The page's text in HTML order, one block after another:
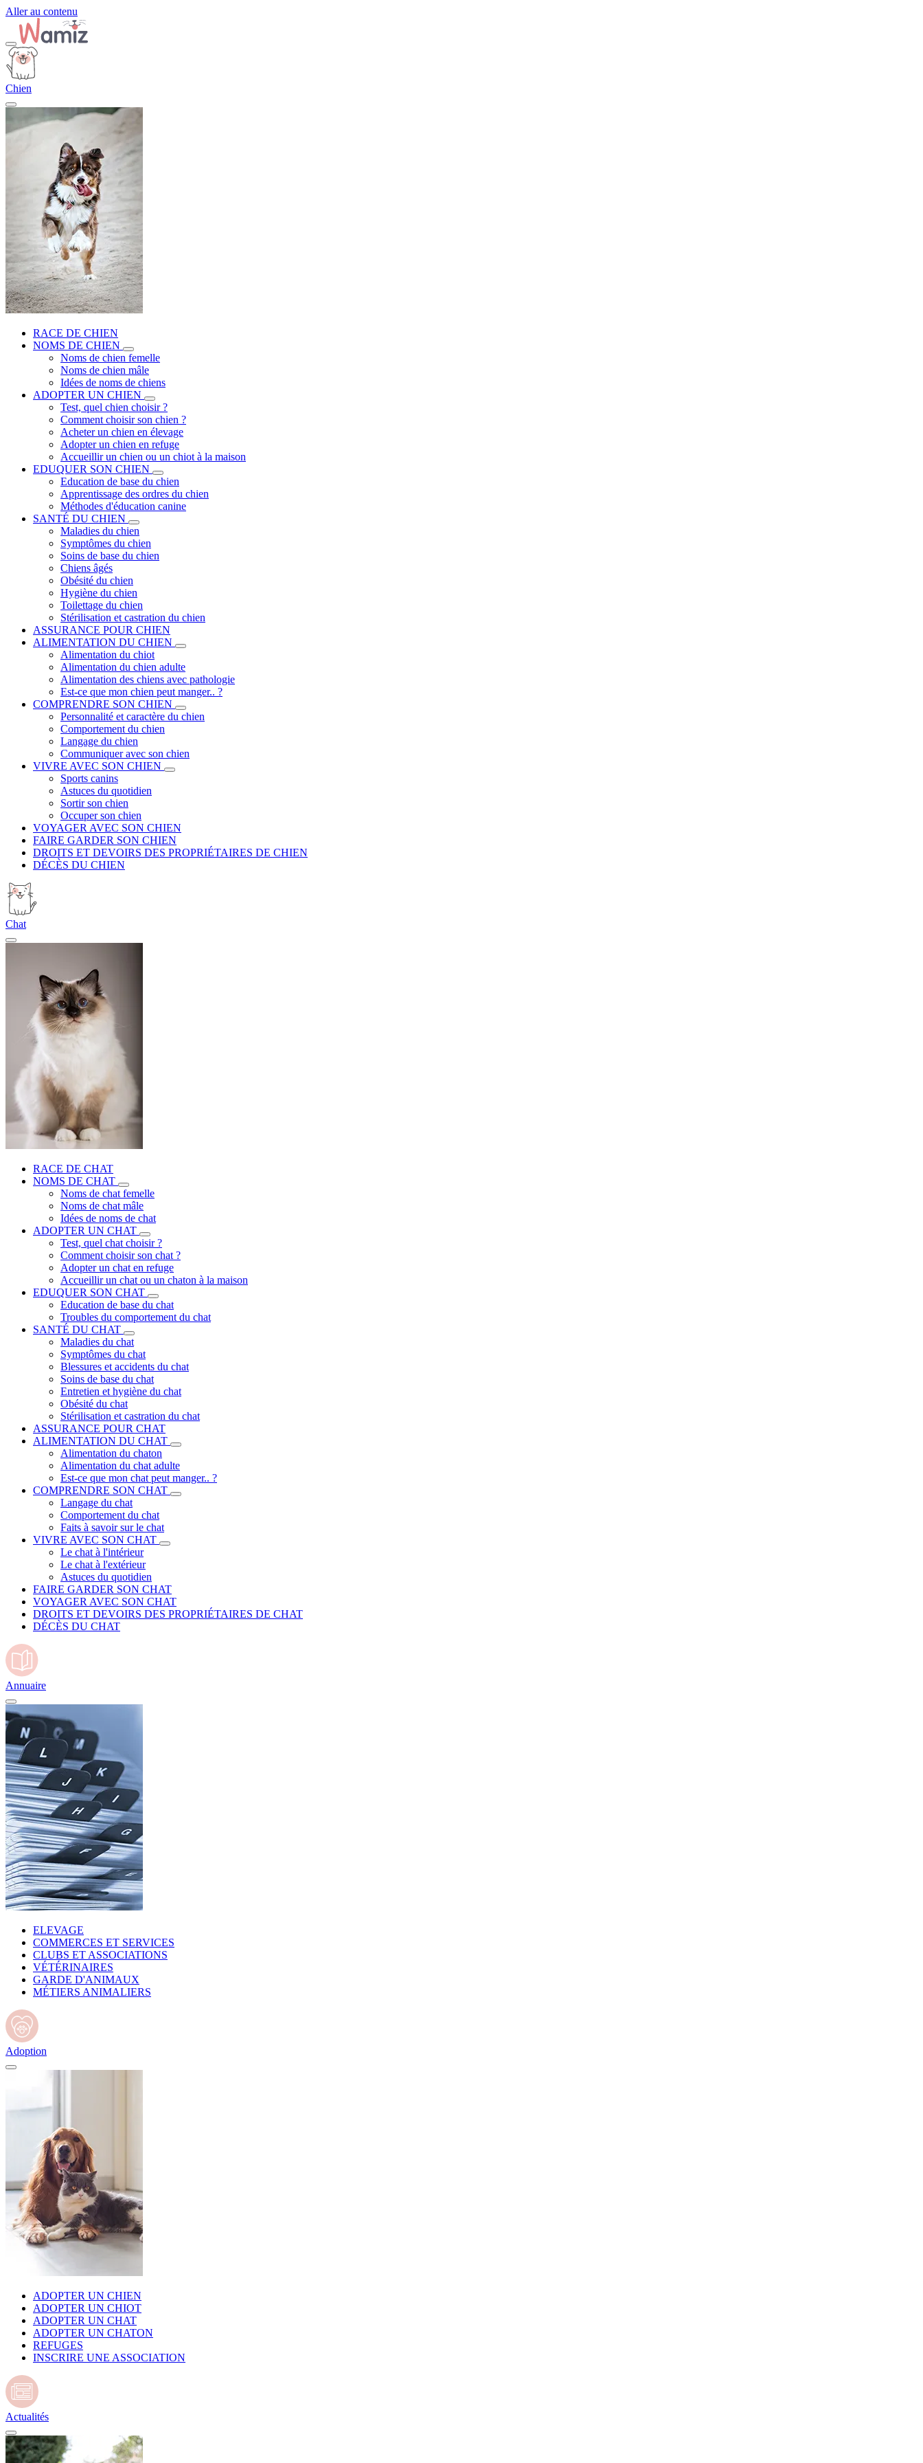
Aller au contenu
Chien
RACE DE CHIEN
NOMS DE CHIEN
Noms de chien femelle
Noms de chien mâle
Idées de noms de chiens
ADOPTER UN CHIEN
Test, quel chien choisir ?
Comment choisir son chien ?
Acheter un chien en élevage
Adopter un chien en refuge
Accueillir un chien ou un chiot à la maison
EDUQUER SON CHIEN
Education de base du chien
Apprentissage des ordres du chien
Méthodes d'éducation canine
SANTÉ DU CHIEN
Maladies du chien
Symptômes du chien
Soins de base du chien
Chiens âgés
Obésité du chien
Hygiène du chien
Toilettage du chien
Stérilisation et castration du chien
ASSURANCE POUR CHIEN
ALIMENTATION DU CHIEN
Alimentation du chiot
Alimentation du chien adulte
Alimentation des chiens avec pathologie
Est-ce que mon chien peut manger.. ?
COMPRENDRE SON CHIEN
Personnalité et caractère du chien
Comportement du chien
Langage du chien
Communiquer avec son chien
VIVRE AVEC SON CHIEN
Sports canins
Astuces du quotidien
Sortir son chien
Occuper son chien
VOYAGER AVEC SON CHIEN
FAIRE GARDER SON CHIEN
DROITS ET DEVOIRS DES PROPRIÉTAIRES DE CHIEN
DÉCÈS DU CHIEN
Chat
RACE DE CHAT
NOMS DE CHAT
Noms de chat femelle
Noms de chat mâle
Idées de noms de chat
ADOPTER UN CHAT
Test, quel chat choisir ?
Comment choisir son chat ?
Adopter un chat en refuge
Accueillir un chat ou un chaton à la maison
EDUQUER SON CHAT
Education de base du chat
Troubles du comportement du chat
SANTÉ DU CHAT
Maladies du chat
Symptômes du chat
Blessures et accidents du chat
Soins de base du chat
Entretien et hygiène du chat
Obésité du chat
Stérilisation et castration du chat
ASSURANCE POUR CHAT
ALIMENTATION DU CHAT
Alimentation du chaton
Alimentation du chat adulte
Est-ce que mon chat peut manger.. ?
COMPRENDRE SON CHAT
Langage du chat
Comportement du chat
Faits à savoir sur le chat
VIVRE AVEC SON CHAT
Le chat à l'intérieur
Le chat à l'extérieur
Astuces du quotidien
FAIRE GARDER SON CHAT
VOYAGER AVEC SON CHAT
DROITS ET DEVOIRS DES PROPRIÉTAIRES DE CHAT
DÉCÈS DU CHAT
Annuaire
ELEVAGE
COMMERCES ET SERVICES
CLUBS ET ASSOCIATIONS
VÉTÉRINAIRES
GARDE D'ANIMAUX
MÉTIERS ANIMALIERS
Adoption
ADOPTER UN CHIEN
ADOPTER UN CHIOT
ADOPTER UN CHAT
ADOPTER UN CHATON
REFUGES
INSCRIRE UNE ASSOCIATION
Actualités